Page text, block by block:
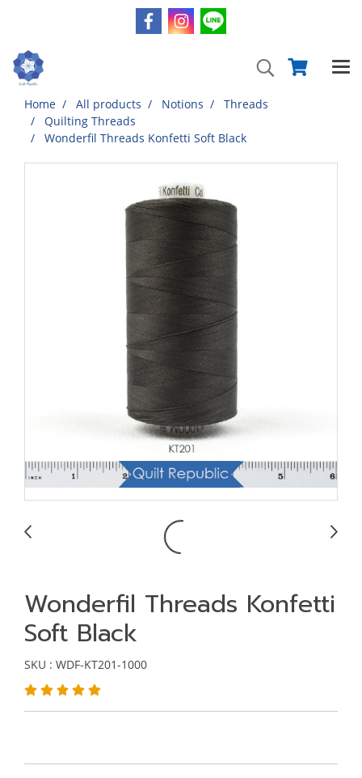
Home All products Notions
Threads
Quilting Threads
Wonderfil Threads Konfetti Soft Black
Wonderfil Threads Konfetti
Soft Black
SKU : WDF-KT201-1000